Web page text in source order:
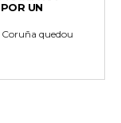
UN
quedou